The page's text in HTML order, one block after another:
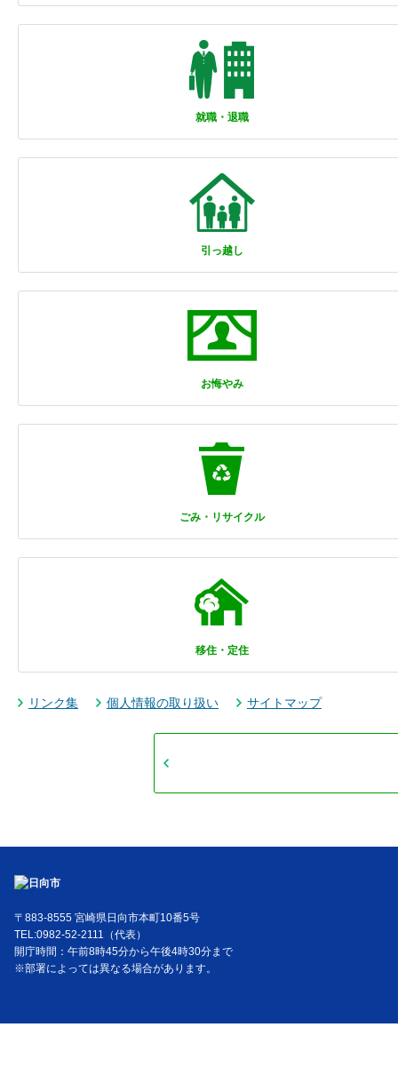
就職・退職
引っ越し
お悔やみ
ごみ・リサイクル
移住・定住
リンク集 個人情報の取り扱い サイトマップ
〒883-8555 宮崎県日向市本町10番5号
TEL:0982-52-2111（代表）
開庁時間：午前8時45分から午後4時30分まで
※部署によっては異なる場合があります。